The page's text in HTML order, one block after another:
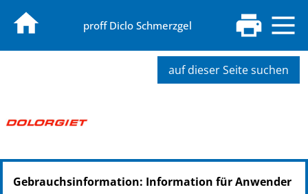
proff Diclo Schmerzgel
auf dieser Seite suchen
PZN: 15617120
PPN: 111561712081
Gebrauchsinformation: Information für Anwender